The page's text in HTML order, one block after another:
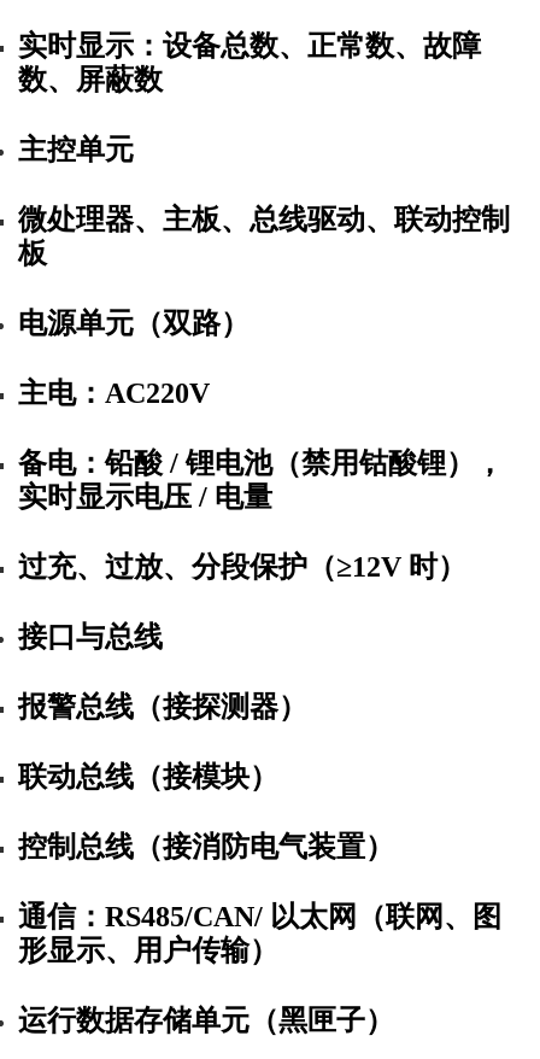
实时显示： 设备总数、正常数、故障
数、屏蔽数
主控单元
微处理器、主板、总线驱动、联动控制
板
电源单元（双路）
主电：AC220V
备电：铅酸 / 锂电池（禁用钴酸锂），
实时显示电压 / 电量
过充、过放、分段保护（≥12V 时）
接口与总线
报警总线（接探测器）
联动总线（接模块）
控制总线（接消防电气装置）
通信：RS485/CAN/ 以太网（联网、图
形显示、用户传输）
运行数据存储单元（黑匣子）